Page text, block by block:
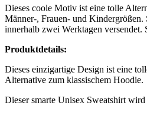
Dieses coole Motiv ist eine tolle
Männer-, Frauen- und
innerhalb zwei Werktagen
Produktdetails:
Dieses einzigartige Design ist eine
Alternative zum klassischem Hoodie.
Dieser smarte Unisex Sweatshirt wird